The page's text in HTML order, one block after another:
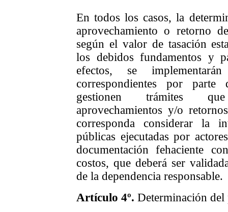
En todos los casos, la
aprovechamiento o retorno
según el valor de tasación
los debidos fundamentos y
efectos, se
correspondientes por
gestionen trámites
aprovechamientos y/o
corresponda considerar la
públicas ejecutadas por
documentación fehaciente
costos, que deberá ser
de la dependencia responsable.
Artículo 4º. Determinación